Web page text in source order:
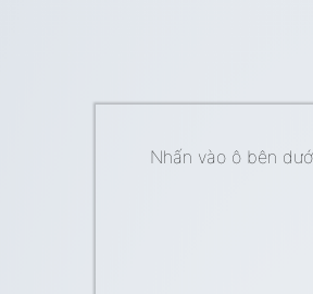
Nhấn vào ô bên